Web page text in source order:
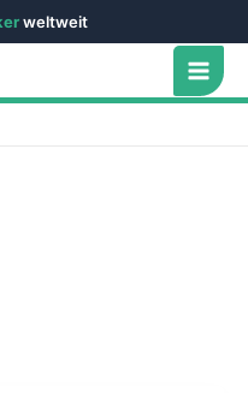
weltweit